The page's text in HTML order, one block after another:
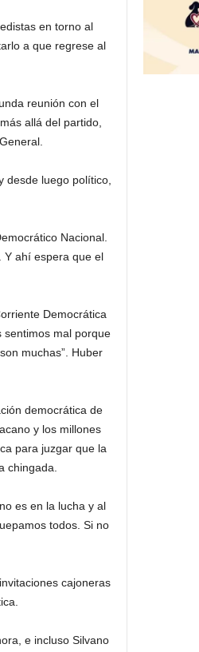
en torno al
a que regrese al
reunión con el
allá del partido,
desde luego político,
Nacional.
Y ahí espera que el
Democrática
sentimos mal porque
muchas”. Huber
democrática de
y los millones
para juzgar que la
chingada.
es en la lucha y al
todos. Si no
cajoneras
e incluso Silvano